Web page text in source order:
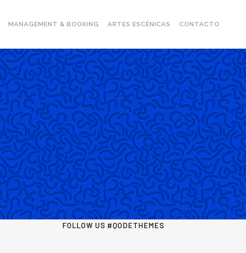
MANAGEMENT & BOOKING ARTES ESCÉNICAS CONTACTO
FOLLOW US #QODETHEMES